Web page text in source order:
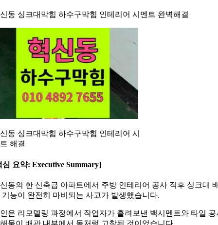
동 싱크대막힘 하수구막힘 인테리어 시멘트 완벽해결
동 싱크대막힘 하수구막힘 인테리어 시
해결
심 요약: Executive Summary]
동의 한 신축급 아파트에서 주방 인테리어 공사 직후 싱크대
기능이 완전히 마비되는 사고가 발생했습니다.
은 리모델링 과정에서 작업자가 흘려보낸 백시멘트와 타일 공
물이 배관 내부에서 돌처럼 고착된 것이었습니다.